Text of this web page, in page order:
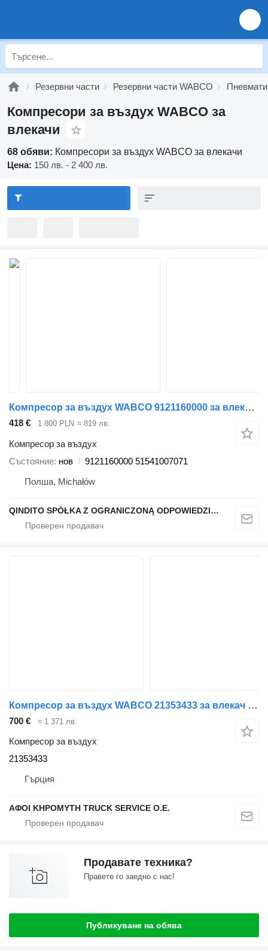
Резервни части Резервни части WABCO
Компресори за въздух WABCO за
влекачи
68 обяви: Компресори за въздух WABCO за влекачи
Цена: 150 лв. - 2 400 лв.
Компресор за въздух WABCO 9121160000 за влекач MAN
418 € 1 800 PLN ≈ 819 лв.
Компресор за въздух
Състояние нов
9121160000 51541007071
Полша, Michałów
QINDITO SPÓŁKA Z OGRANICZONĄ ODPOWIEDZIALNOŚCIĄ
Компресор за въздух WABCO 21353433 за влекач Volvo FH-FM
700 € ≈ 1 371 лв.
Компресор за въздух
21353433
Гърция
ΑΦΟΙ ΚΗΡΟΜΥΤΗ TRUCK SERVICE Ο.Ε.
Продавате техника?
Правете го заедно с нас!
Публикуване на обява